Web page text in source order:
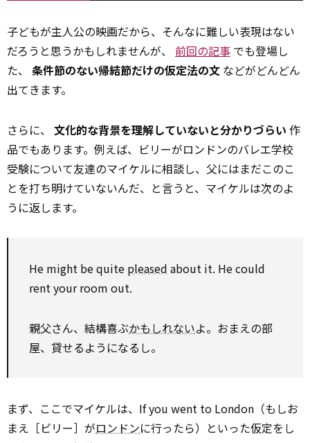
子どもが主人公の映画だから、そんなに難しい表現はない
だろうと思うかもしれませんが、 前回の記事 でも登場し
た、 条件節のない帰結節だけの仮定法の文 などがどんどん
出てきます。
さらに、 文化的な背景を理解していないと分かりづらい 作
品でもあります。例えば、ビリーがロンドンのバレエ学校
受験について友達のマイケルに相談し、父にはまだこのこ
とを打ち明けていないんだ、と言うと、マイケルは次のよ
うに返します。
He might be quite pleased about it. He could
rent your room out.
親父さん、結構喜ぶかもしれないよ。おまえの部
屋、貸せるようになるし。
まず、ここでマイケルは、If you went to London（もしお
まえ［ビリー］がロンドンに行ったら）といった仮定をし